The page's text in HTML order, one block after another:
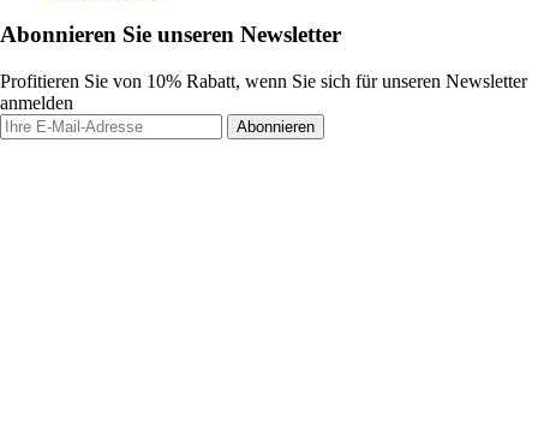
Abonnieren Sie unseren Newsletter
Profitieren Sie von 10% Rabatt, wenn Sie sich für unseren Newsletter
anmelden
Abonnieren